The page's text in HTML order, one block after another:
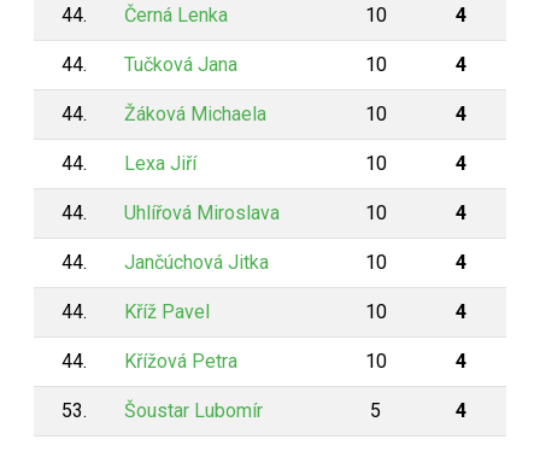
44. Černá Lenka 10 4
44. Tučková Jana 10 4
44. Žáková Michaela 10 4
44. Lexa Jiří 10 4
44. Uhlířová Miroslava 10 4
44. Jančúchová Jitka 10 4
44. Kříž Pavel 10 4
44. Křížová Petra 10 4
53. Šoustar Lubomír 5 4